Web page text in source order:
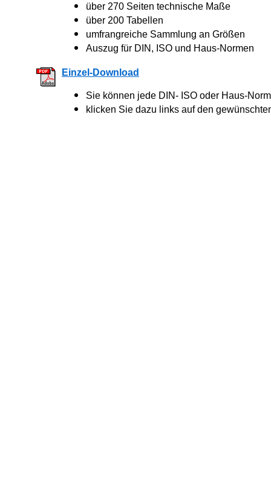
über 270 Seiten technische Maße
über 200 Tabellen
umfrangreiche Sammlung an Größen
Auszug für DIN, ISO und Haus-Normen
Einzel-Download
Sie können jede DIN- ISO oder Haus-
klicken Sie dazu links auf den